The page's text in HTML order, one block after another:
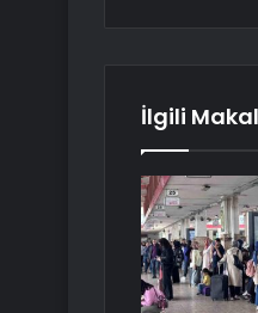
İlgili